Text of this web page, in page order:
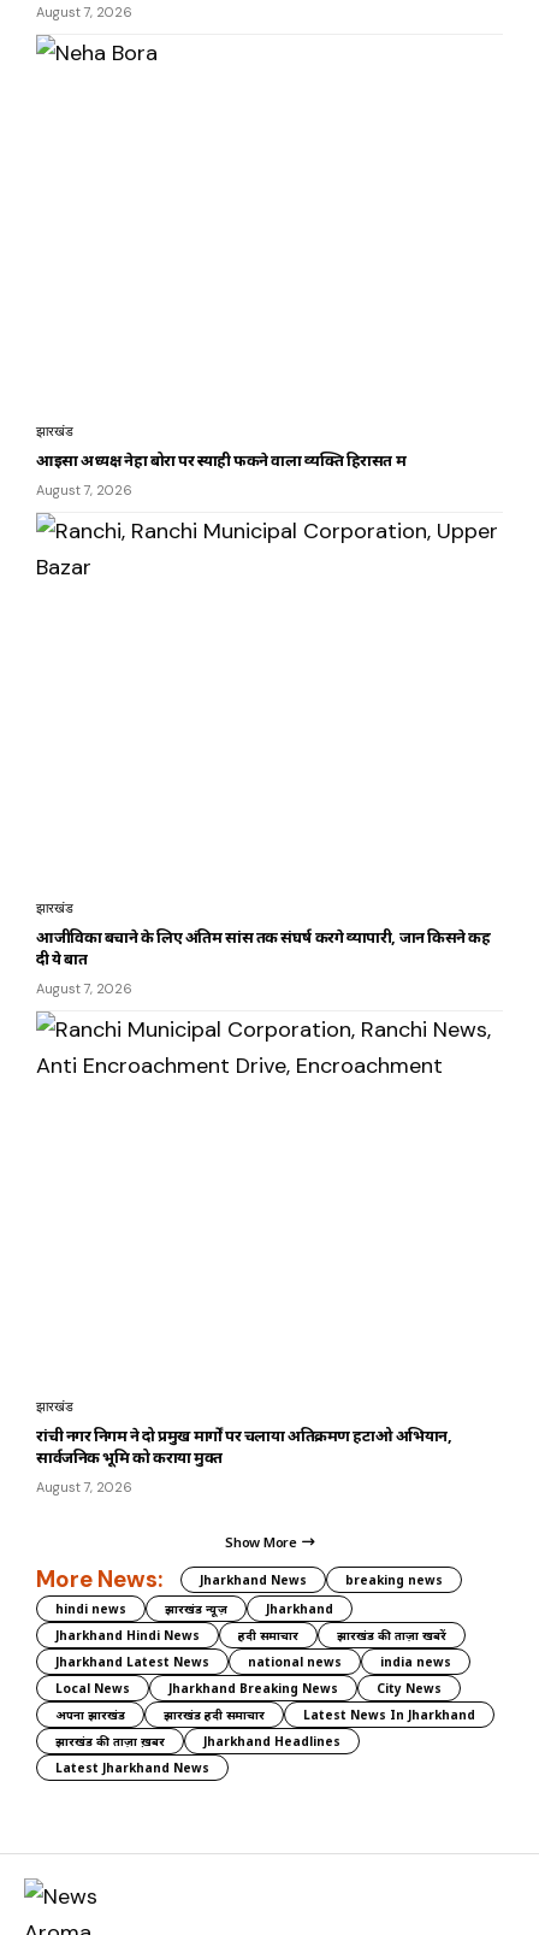
August 7, 2026
झारखंड
आइसा अध्यक्ष नेहा बोरा पर स्याही फेंकने वाला व्यक्ति हिरासत में
August 7, 2026
झारखंड
आजीविका बचाने के लिए अंतिम सांस तक संघर्ष करेंगे व्यापारी, जानें किसने कह
दी ये बात
August 7, 2026
झारखंड
रांची नगर निगम ने दो प्रमुख मार्गों पर चलाया अतिक्रमण हटाओ अभियान,
सार्वजनिक भूमि को कराया मुक्त
August 7, 2026
Show More
More News: Jharkhand News
breaking news
hindi news
झारखंड न्यूज़
Jharkhand
Jharkhand Hindi News
हिंदी समाचार
झारखंड की ताज़ा खबरें
Jharkhand Latest News
national news
india news
Local News
Jharkhand Breaking News
City News
अपना झारखंड
झारखंड हिंदी समाचार
Latest News In Jharkhand
झारखंड की ताज़ा ख़बर
Jharkhand Headlines
Latest Jharkhand News